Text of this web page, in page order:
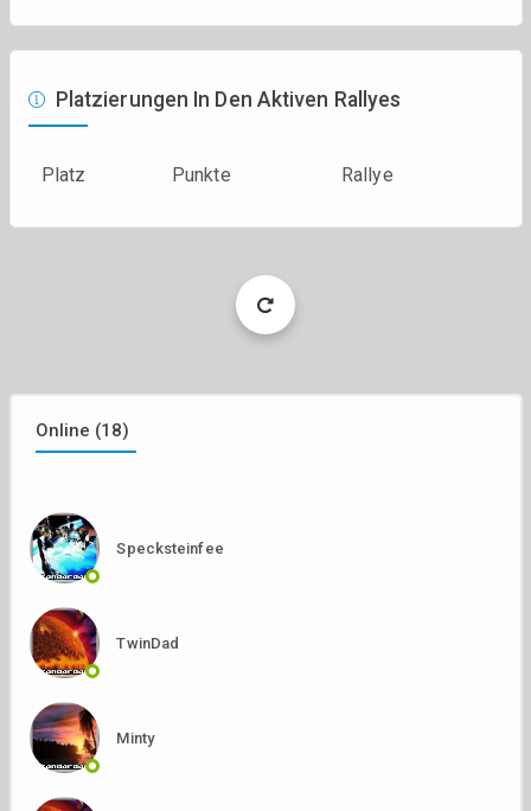
Platzierungen In Den Aktiven Rallyes
Platz Punkte Rallye
Load
More
Online (18)
Specksteinfee
TwinDad
Minty